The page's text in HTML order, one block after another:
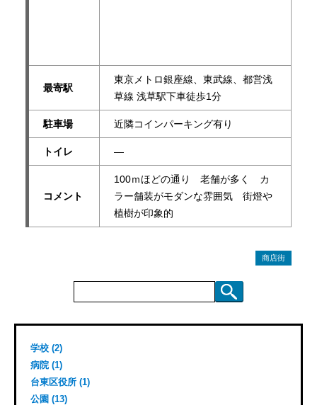
最寄駅
東京メトロ銀座線、東武線、都営浅
草線 浅草駅下車徒歩1分
駐車場 近隣コインパーキング有り
トイレ ―
コメント
100ｍほどの通り 老舗が多く カ
ラー舗装がモダンな雰囲気 街燈や
植樹が印象的
商店街
学校 (2)
病院 (1)
台東区役所 (1)
公園 (13)